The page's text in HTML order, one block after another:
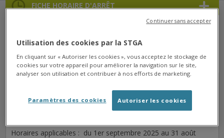
FICHE HORAIRE D'ARRÊT
➜
➜
Cet arrêt n'est pas desservi pour le jour sélectionné.
Horaires applicables : du 1er septembre 2025 au 31 août
Utilisation des cookies par la STGA
En cliquant sur « Autoriser les cookies », vous acceptez le stockage de
cookies sur votre appareil pour améliorer la navigation sur le site,
analyser son utilisation et contribuer à nos efforts de marketing.
Autoriser les cookies
Paramètres des cookies
Continuer sans accepter